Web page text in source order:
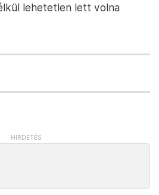
lehetetlen lett volna